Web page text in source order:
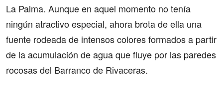
La Palma. Aunque en aquel momento no tenía
ningún atractivo especial, ahora brota de ella una
fuente rodeada de intensos colores formados a partir
de la acumulación de agua que fluye por las paredes
rocosas del Barranco de Rivaceras.